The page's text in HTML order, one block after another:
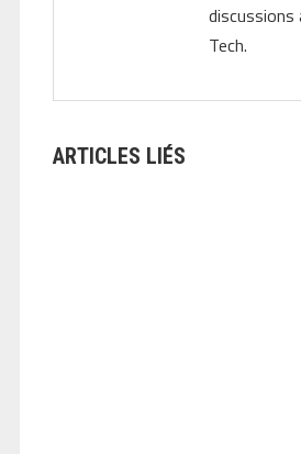
discussions
Tech.
ARTICLES LIÉS